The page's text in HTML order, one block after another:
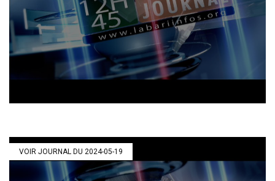
VOIR JOURNAL DU 2024-05-19